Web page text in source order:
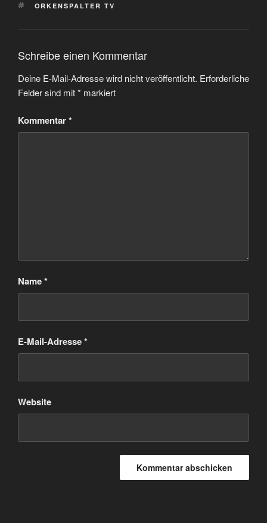
SCHLAGWÖRTER
ORKENSPALTER TV
Schreibe einen Kommentar
Deine E-Mail-Adresse wird nicht veröffentlicht. Erforderliche
Felder sind mit* markiert
Kommentar*
Name*
E-Mail-Adresse*
Website